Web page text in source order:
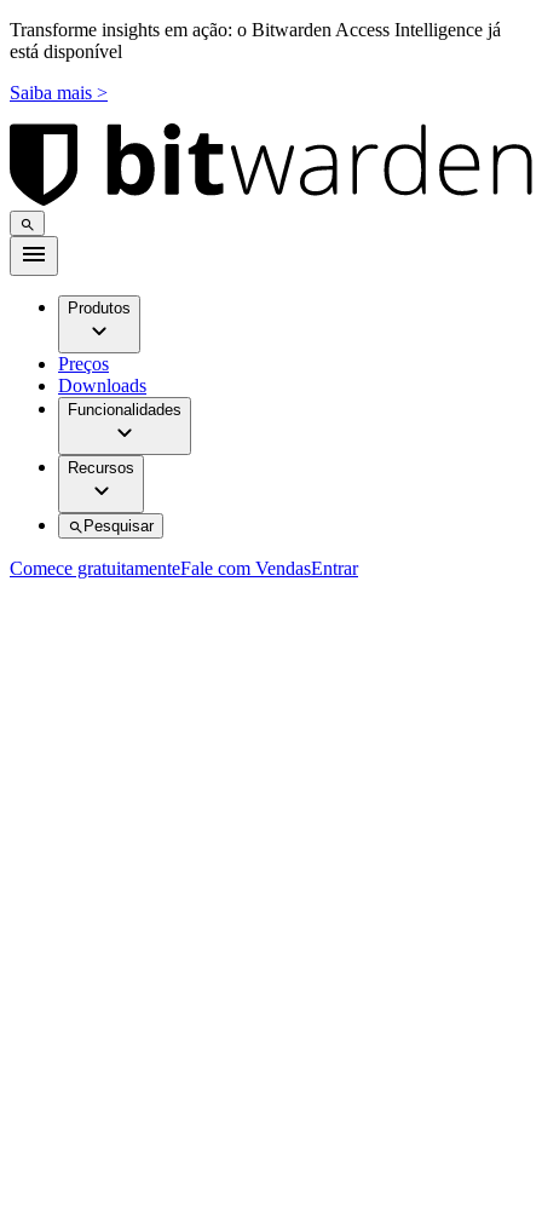
Transforme insights em ação: o Bitwarden Access Intelligence já
está disponível
Saiba mais >
Produtos
Preços
Downloads
Funcionalidades
Recursos
Pesquisar
Comece gratuitamenteFale com VendasEntrar